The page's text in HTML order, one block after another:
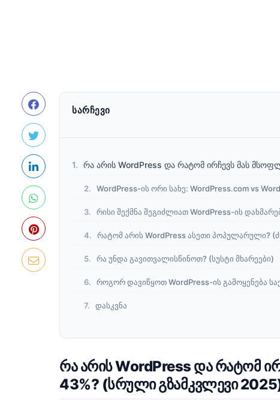
ᲡᲐᲠᲩᲔᲕᲘ
რა არის WordPress და რატომ ირჩევს მას
WordPress-ის ორი სახე: WordPress.com vs
რისი შექმნა შეგიძლიათ WordPress-ის
რატომ არის WordPress ასეთი პოპულარული?
რა უნდა გავითვალისწინოთ? (სუსტი მხარეები)
როგორ დავიწყოთ WordPress-ის გამოყენება
დასკვნა
რა არის WordPress და რატომ
43%? (სრული გზამკვლევი